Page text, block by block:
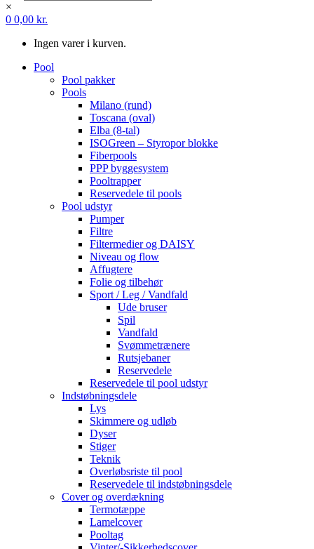
×
0 0,00 kr.
Ingen varer i kurven.
Pool
Pool pakker
Pools
Milano (rund)
Toscana (oval)
Elba (8-tal)
ISOGreen – Styropor blokke
Fiberpools
PPP byggesystem
Pooltrapper
Reservedele til pools
Pool udstyr
Pumper
Filtre
Filtermedier og DAISY
Niveau og flow
Affugtere
Folie og tilbehør
Sport / Leg / Vandfald
Ude bruser
Spil
Vandfald
Svømmetrænere
Rutsjebaner
Reservedele
Reservedele til pool udstyr
Indstøbningsdele
Lys
Skimmere og udløb
Dyser
Stiger
Teknik
Overløbsriste til pool
Reservedele til indstøbningsdele
Cover og overdækning
Termotæppe
Lamelcover
Pooltag